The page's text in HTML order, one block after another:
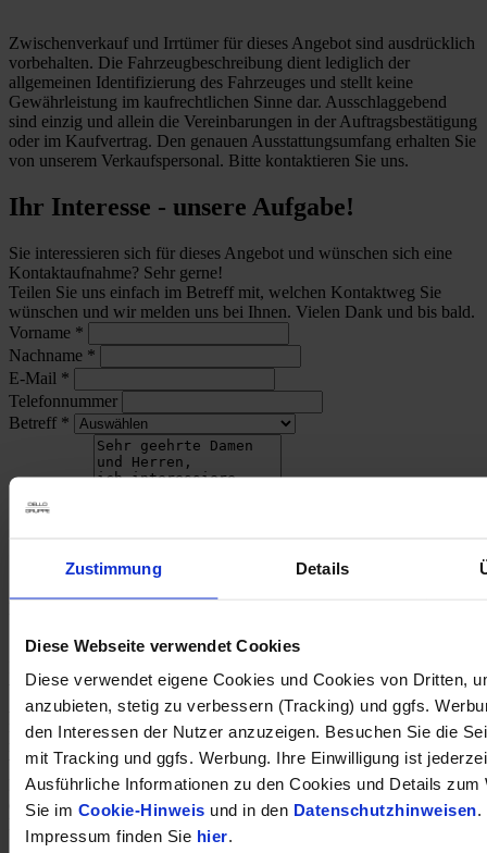
Zustimmung Details
Diese Webseite verwendet Cookies
Diese verwendet eigene Cookies und Cookies von Dritten,
anzubieten, stetig zu verbessern (Tracking) und ggfs.
den Interessen der Nutzer anzuzeigen. Besuchen Sie die
mit Tracking und ggfs. Werbung. Ihre Einwilligung ist
Ausführliche Informationen zu den Cookies und Details zum
Sie im Cookie-Hinweis und in den Datenschutzhinweisen.
Impressum finden Sie hier.
Zwischenverkauf und Irrtümer für dieses Angebot sind ausdrücklich
vorbehalten. Die Fahrzeugbeschreibung dient lediglich der
allgemeinen Identifizierung des Fahrzeuges und stellt keine
Gewährleistung im kaufrechtlichen Sinne dar. Ausschlaggebend
sind einzig und allein die Vereinbarungen in der Auftragsbestätigung
oder im Kaufvertrag. Den genauen Ausstattungsumfang erhalten Sie
von unserem Verkaufspersonal. Bitte kontaktieren Sie uns.
Ihr Interesse - unsere Aufgabe!
Sie interessieren sich für dieses Angebot und wünschen sich eine
Kontaktaufnahme? Sehr gerne!
Teilen Sie uns einfach im Betreff mit, welchen Kontaktweg Sie
wünschen und wir melden uns bei Ihnen. Vielen Dank und bis bald.
Vorname *
Nachname *
E-Mail *
Telefonnummer
Betreff *
verwendet werden dürfen, um mich per E-Mail über aktuelle
Angebote, Produktneuheiten, Veranstaltungen und neue Beiträge zu
informieren. Meine Einwilligung ist für die Erstellung des Angebots
nicht erforderlich und gilt bis auf Widerruf, den ich jederzeit mit
Wirkung für die Zukunft per E-Mail an dsb(at)dello.de oder durch
Klick auf den Abmeldelink am Ende eines jeden Newsletters
erklären kann. Es gelten ergänzend die nachfolgend verlinkten